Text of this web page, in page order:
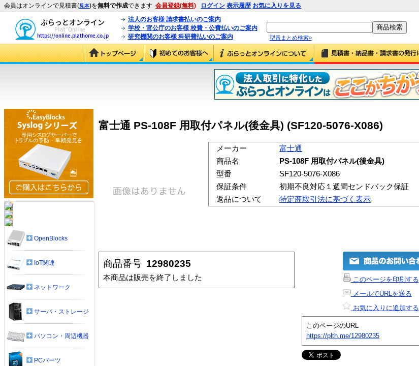
会員はオンラインで見積書(見本)を無料で作成できます 会員登録(無料) ログイン 表示履歴 お気に入りを見る
法人のお客様 請求書払いのご案内
学校・官公庁のお客様 校費・公費払いのご案内
研究機関のお客様 科研費払いのご案内
型番まとめ検索»
富士通 PS-108F 用取付パネル(後金具) (SF120-5076-X086)
メーカー
富士通
商品名
PS-108F 用取付パネル(後金具)
型番
SF120-5076-X086
保証条件
初期不良対応１週間センドバック保証
返品について
特定商取引法に基づく表示
商品番号 12980235
本商品は販売を終了しました
このページを印刷する
メールでURLを送る
お気に入りに追加する
このページのURL
https://plth.me/12980235
OpenBlocks
IoT関連
ネットワーク
サーバ・ストレージ
パソコン・周辺機器
PCパーツ